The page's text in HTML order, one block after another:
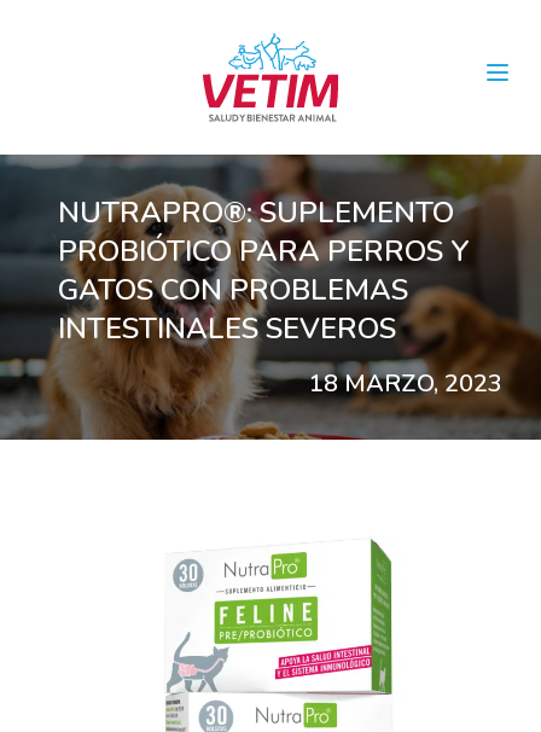
NUTRAPRO®: SUPLEMENTO
PROBIÓTICO PARA PERROS Y
GATOS CON PROBLEMAS
INTESTINALES SEVEROS
18 MARZO, 2023